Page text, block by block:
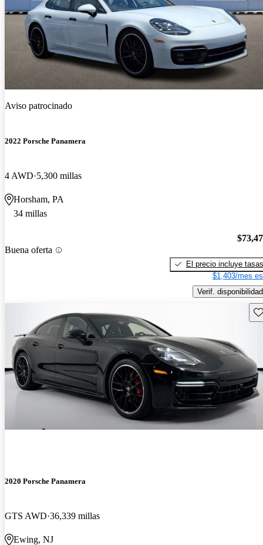
Aviso patrocinado
2022 Porsche Panamera
4 AWD 5,300 millas
Horsham, PA
34 millas
Buena oferta
El precio incluye tasas
$1,403/mes
Verif. disponibilidad
2020 Porsche Panamera
GTS AWD 36,339 millas
Ewing, NJ